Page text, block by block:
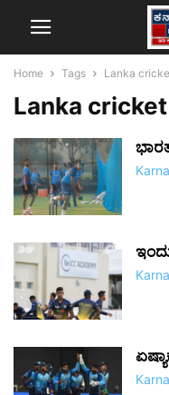
Home Tags Lanka
Lanka